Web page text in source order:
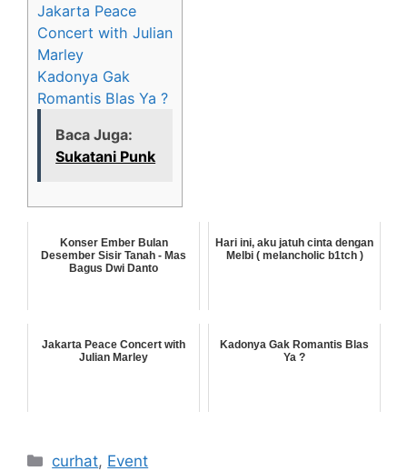
Jakarta Peace
Concert with Julian
Marley
Kadonya Gak
Romantis Blas Ya ?
Baca Juga:
Sukatani Punk
Konser Ember Bulan
Desember Sisir Tanah - Mas
Bagus Dwi Danto
Hari ini, aku jatuh cinta dengan
Melbi ( melancholic b1tch )
Jakarta Peace Concert with
Julian Marley
Kadonya Gak Romantis Blas
Ya ?
Categories
curhat, Event